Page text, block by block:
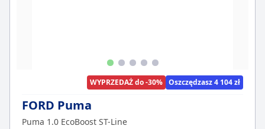
WYPRZEDAŻ do -30% Oszczędzasz 4 104 zł
FORD Puma
Puma 1.0 EcoBoost ST-Line